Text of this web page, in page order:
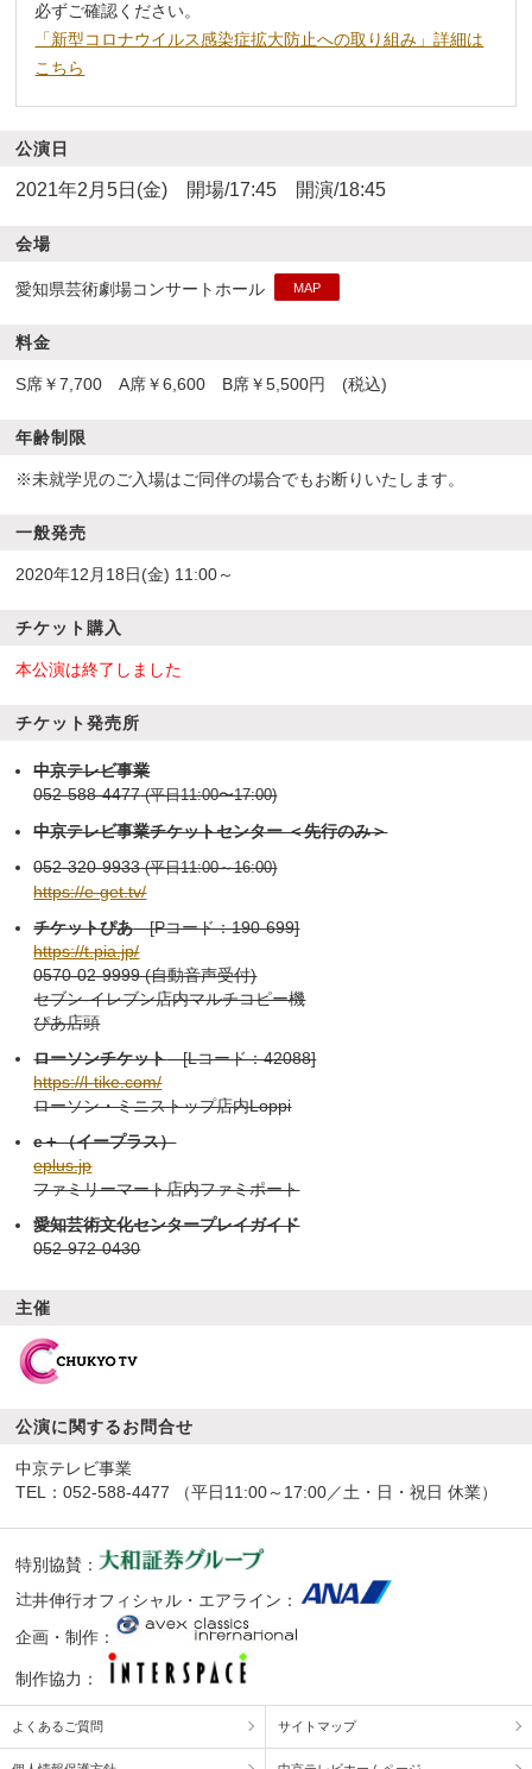
必ずご確認ください。
「新型コロナウイルス感染症拡大防止への取り組み」詳細は
こちら
公演日
2021年2月5日(金) 開場/17:45 開演/18:45
会場
愛知県芸術劇場コンサートホール MAP
料金
S席￥7,700 A席￥6,600 B席￥5,500円 (税込)
年齢制限
※未就学児のご入場はご同伴の場合でもお断りいたします。
一般発売
2020年12月18日(金) 11:00～
チケット購入
本公演は終了しました
チケット発売所
中京テレビ事業
052-588-4477(平日11:00〜17:00)
中京テレビ事業チケットセンター ＜先行のみ＞
052-320-9933(平日11:00～16:00)
https://e-get.tv/
チケットぴあ[Pコード：190-699]
https://t.pia.jp/
0570-02-9999 (自動音声受付)
セブン-イレブン店内マルチコピー機
ぴあ店頭
ローソンチケット[Lコード：42088]
https://l-tike.com/
ローソン・ミニストップ店内Loppi
e＋（イープラス）
eplus.jp
ファミリーマート店内ファミポート
愛知芸術文化センタープレイガイド
052-972-0430
主催
公演に関するお問合せ
中京テレビ事業
TEL：052-588-4477 （平日11:00～17:00／土・日・祝日 休業）
特別協賛：
井伸行オフィシャル・エアライン：
企画・制作：
制作協力：
よくあるご質問 サイトマップ